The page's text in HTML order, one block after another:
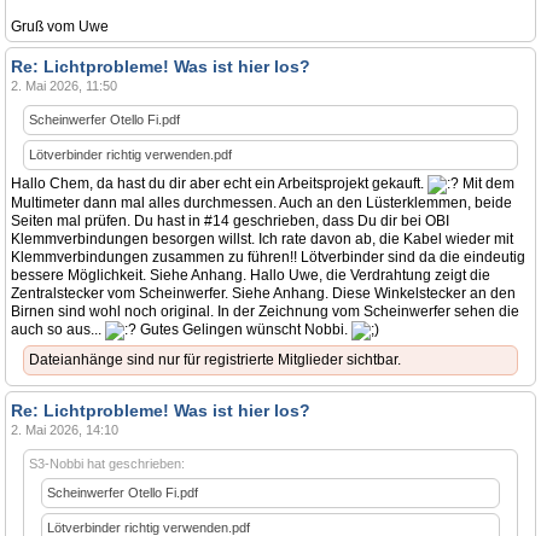
Gruß vom Uwe
Re: Lichtprobleme! Was ist hier los?
2. Mai 2026, 11:50
Scheinwerfer Otello Fi.pdf
Lötverbinder richtig verwenden.pdf
Hallo Chem, da hast du dir aber echt ein Arbeitsprojekt gekauft.
Mit dem
Multimeter dann mal alles durchmessen. Auch an den Lüsterklemmen, beide
Seiten mal prüfen. Du hast in #14 geschrieben, dass Du dir bei OBI
Klemmverbindungen besorgen willst. Ich rate davon ab, die Kabel wieder mit
Klemmverbindungen zusammen zu führen!! Lötverbinder sind da die eindeutig
bessere Möglichkeit. Siehe Anhang. Hallo Uwe, die Verdrahtung zeigt die
Zentralstecker vom Scheinwerfer. Siehe Anhang. Diese Winkelstecker an den
Birnen sind wohl noch original. In der Zeichnung vom Scheinwerfer sehen die
auch so aus...
Gutes Gelingen wünscht Nobbi.
Dateianhänge sind nur für registrierte Mitglieder sichtbar.
Re: Lichtprobleme! Was ist hier los?
2. Mai 2026, 14:10
S3-Nobbi hat geschrieben:
Scheinwerfer Otello Fi.pdf
Lötverbinder richtig verwenden.pdf